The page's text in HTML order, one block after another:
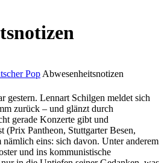
Pop Abwesenheitsnotizen
gestern. Lennart Schilgen meldet sich
zurück – und glänzt durch
gerade Konzerte gibt und
(Prix Pantheon, Stuttgarter Besen,
eins: sich davon. Unter anderem
und ins kommunistische